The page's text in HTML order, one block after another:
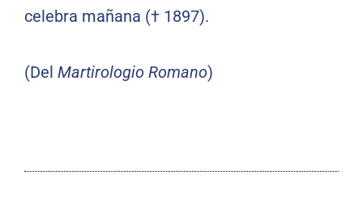
celebra mañana († 1897).
(Del Martirologio Romano)